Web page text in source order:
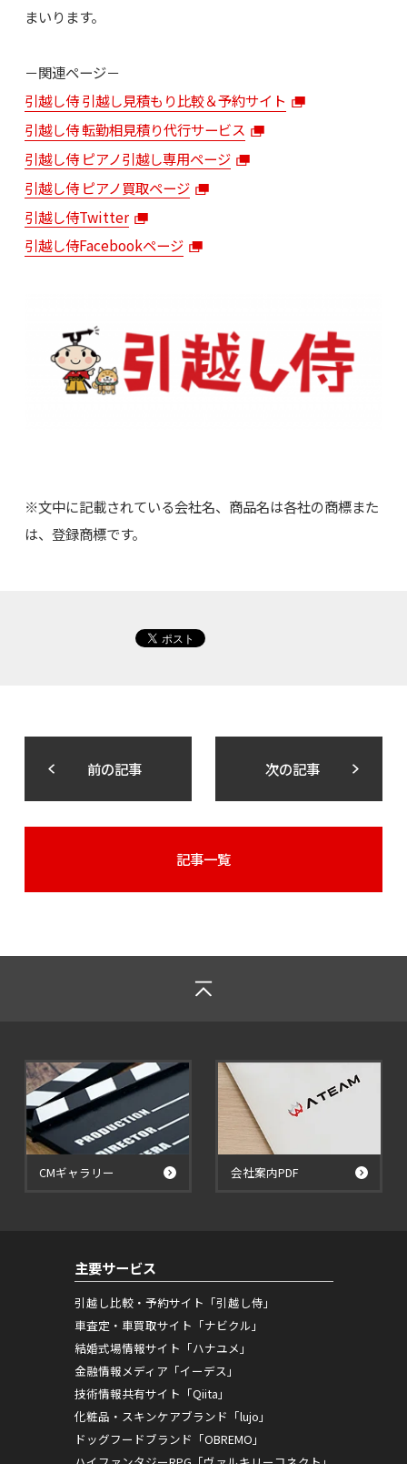
まいります。
－関連ページ－
引越し侍 引越し見積もり比較＆予約サイト
引越し侍 転勤相見積り代行サービス
引越し侍 ピアノ引越し専用ページ
引越し侍 ピアノ買取ページ
引越し侍Twitter
引越し侍Facebookページ
※文中に記載されている会社名、商品名は各社の商標また
は、登録商標です。
前の記事 次の記事
記事一覧
CMギャラリー 会社案内PDF
主要サービス
引越し比較・予約サイト「引越し侍」
車査定・車買取サイト「ナビクル」
結婚式場情報サイト「ハナユメ」
金融情報メディア「イーデス」
技術情報共有サイト「Qiita」
化粧品・スキンケアブランド「lujo」
ドッグフードブランド「OBREMO」